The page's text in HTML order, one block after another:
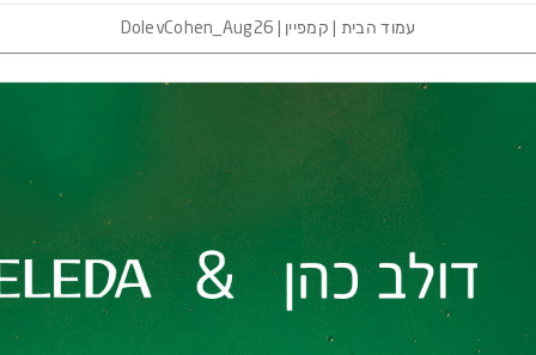
עמוד הבית קמפיין